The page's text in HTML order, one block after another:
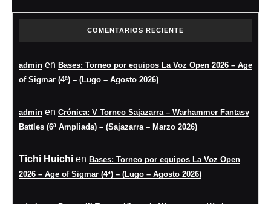
COMENTARIOS RECIENTE
admin en Bases: Torneo por equipos La Voz Open 2026 – Age
of Sigmar (4ª) – (Lugo – Agosto 2026)
admin en Crónica: V Torneo Sajazarra – Warhammer Fantasy
Battles (6ª Ampliada) – (Sajazarra – Marzo 2026)
Tichi Huichi en Bases: Torneo por equipos La Voz Open
2026 – Age of Sigmar (4ª) – (Lugo – Agosto 2026)